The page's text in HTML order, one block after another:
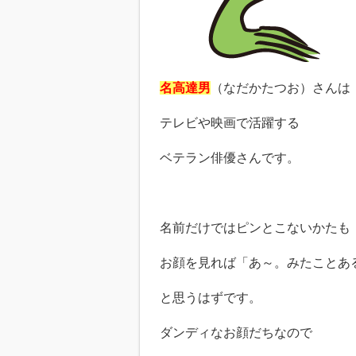
名高達男 （なだかたつお）さんは
テレビや映画で活躍する
ベテラン俳優さんです。
名前だけではピンとこないかたも
お顔を見れば「あ～。みたことあ
と思うはずです。
ダンディなお顔だちなので